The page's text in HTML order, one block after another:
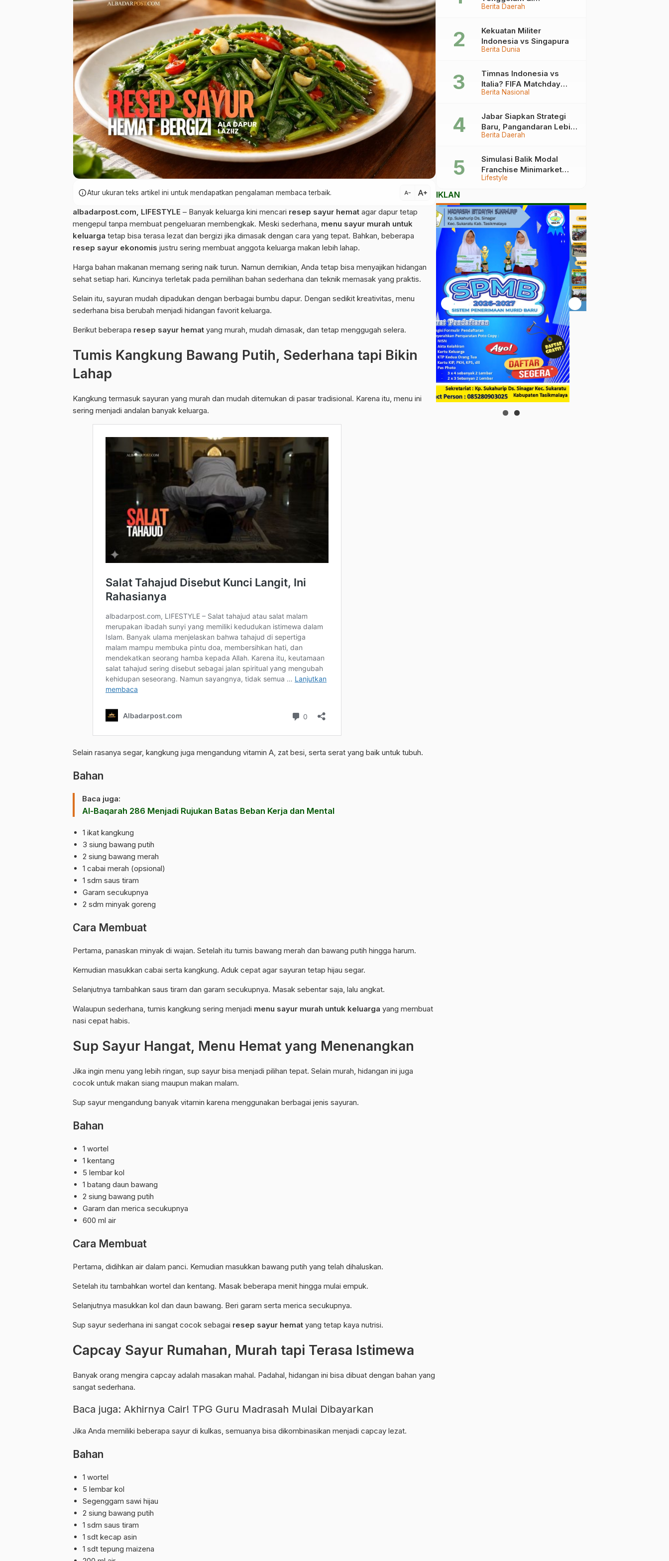
infoAtur ukuran teks artikel ini untuk mendapatkan pengalaman membaca terbaik. text_decrease text_increase
albadarpost.com, LIFESTYLE – Banyak keluarga kini mencari resep sayur hemat agar dapur tetap
mengepul tanpa membuat pengeluaran membengkak. Meski sederhana, menu sayur murah untuk
keluarga tetap bisa terasa lezat dan bergizi jika dimasak dengan cara yang tepat. Bahkan, beberapa
resep sayur ekonomis justru sering membuat anggota keluarga makan lebih lahap.
Harga bahan makanan memang sering naik turun. Namun demikian, Anda tetap bisa menyajikan hidangan
sehat setiap hari. Kuncinya terletak pada pemilihan bahan sederhana dan teknik memasak yang praktis.
Selain itu, sayuran mudah dipadukan dengan berbagai bumbu dapur. Dengan sedikit kreativitas, menu
sederhana bisa berubah menjadi hidangan favorit keluarga.
Berikut beberapa resep sayur hemat yang murah, mudah dimasak, dan tetap menggugah selera.
Tumis Kangkung Bawang Putih, Sederhana tapi Bikin
Lahap
Kangkung termasuk sayuran yang murah dan mudah ditemukan di pasar tradisional. Karena itu, menu ini
sering menjadi andalan banyak keluarga.
Selain rasanya segar, kangkung juga mengandung vitamin A, zat besi, serta serat yang baik untuk tubuh.
Bahan
Baca juga:
Al-Baqarah 286 Menjadi Rujukan Batas Beban Kerja dan Mental
1 ikat kangkung
3 siung bawang putih
2 siung bawang merah
1 cabai merah (opsional)
1 sdm saus tiram
Garam secukupnya
2 sdm minyak goreng
Cara Membuat
Pertama, panaskan minyak di wajan. Setelah itu tumis bawang merah dan bawang putih hingga harum.
Kemudian masukkan cabai serta kangkung. Aduk cepat agar sayuran tetap hijau segar.
Selanjutnya tambahkan saus tiram dan garam secukupnya. Masak sebentar saja, lalu angkat.
Walaupun sederhana, tumis kangkung sering menjadi menu sayur murah untuk keluarga yang membuat
nasi cepat habis.
Sup Sayur Hangat, Menu Hemat yang Menenangkan
Jika ingin menu yang lebih ringan, sup sayur bisa menjadi pilihan tepat. Selain murah, hidangan ini juga
cocok untuk makan siang maupun makan malam.
Sup sayur mengandung banyak vitamin karena menggunakan berbagai jenis sayuran.
Bahan
1 wortel
1 kentang
5 lembar kol
1 batang daun bawang
2 siung bawang putih
Garam dan merica secukupnya
600 ml air
Cara Membuat
Pertama, didihkan air dalam panci. Kemudian masukkan bawang putih yang telah dihaluskan.
Setelah itu tambahkan wortel dan kentang. Masak beberapa menit hingga mulai empuk.
Selanjutnya masukkan kol dan daun bawang. Beri garam serta merica secukupnya.
Sup sayur sederhana ini sangat cocok sebagai resep sayur hemat yang tetap kaya nutrisi.
Capcay Sayur Rumahan, Murah tapi Terasa Istimewa
Banyak orang mengira capcay adalah masakan mahal. Padahal, hidangan ini bisa dibuat dengan bahan yang
sangat sederhana.
Baca juga: Akhirnya Cair! TPG Guru Madrasah Mulai Dibayarkan
Jika Anda memiliki beberapa sayur di kulkas, semuanya bisa dikombinasikan menjadi capcay lezat.
Bahan
1 wortel
5 lembar kol
Segenggam sawi hijau
2 siung bawang putih
1 sdm saus tiram
1 sdt kecap asin
1 sdt tepung maizena
Berita Daerah
Pangandaran Berakhir
Berita Dunia
Kekuatan Militer
Indonesia vs Singapura
Berita Nasional
Timnas Indonesia vs
Italia? FIFA Matchday
2026 Jadi Laga Terbesar
Berita Daerah
Jabar Siapkan Strategi
Baru, Pangandaran Lebih
Mudah Dijangkau
Lifestyle
Simulasi Balik Modal
Franchise Minimarket
2026
IKLAN